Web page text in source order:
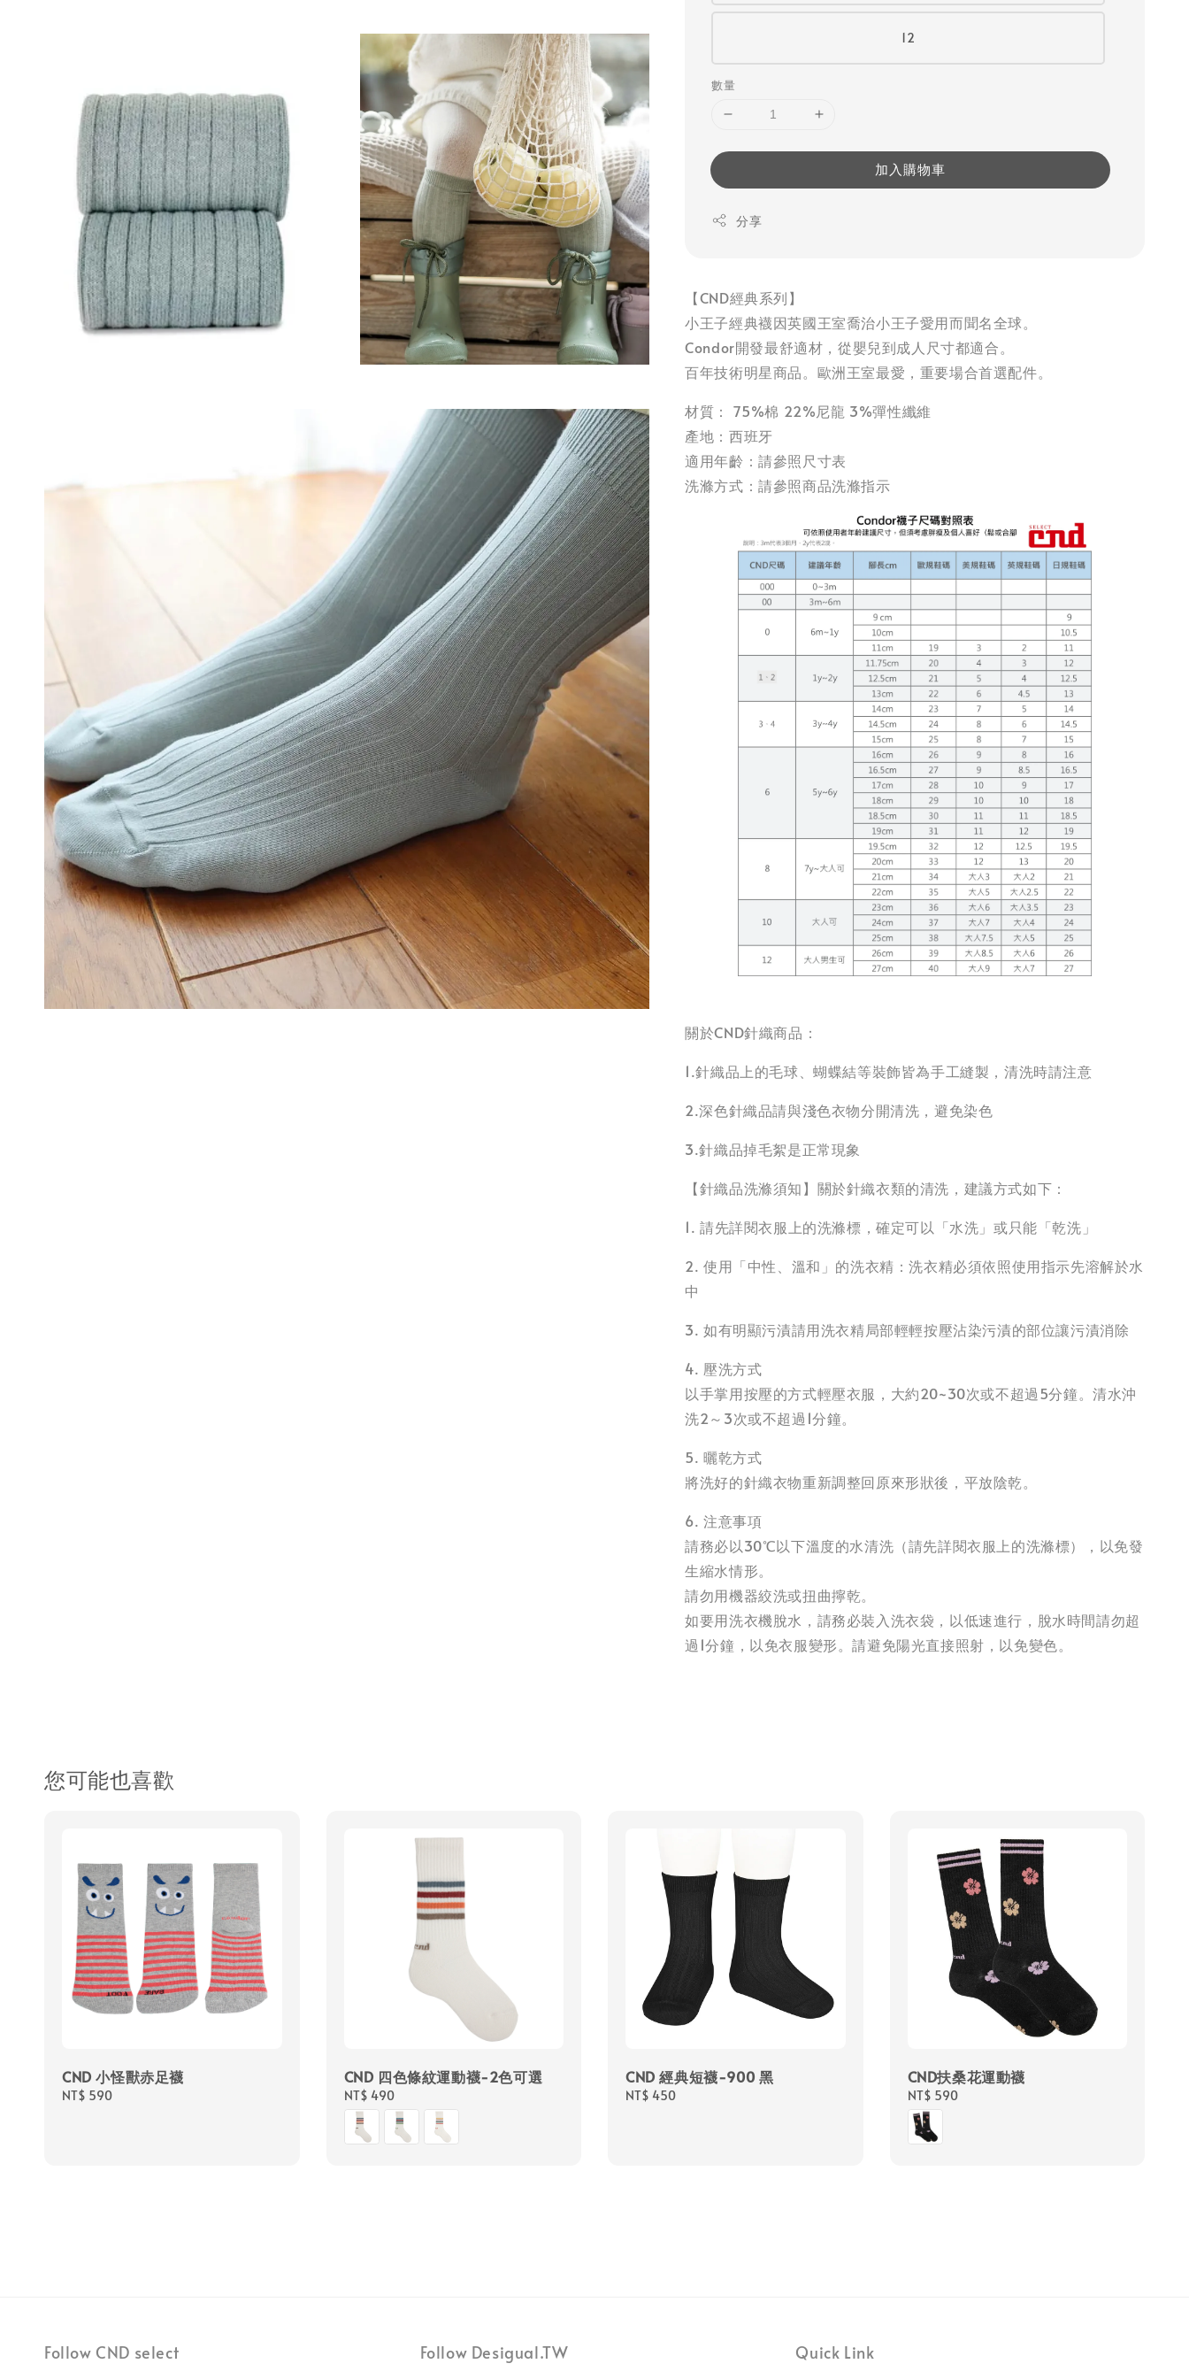
12
數量
加入購物車
分享
【CND經典系列】
小王子經典襪因英國王室喬治小王子愛用而聞名全球。
Condor開發最舒適材，從嬰兒到成人尺寸都適合。
百年技術明星商品。歐洲王室最愛，重要場合首選配件。
材質： 75%棉 22%尼龍 3%彈性纖維
產地：西班牙
適用年齡：請參照尺寸表
洗滌方式：請參照商品洗滌指示
關於CND針織商品：
1.針織品上的毛球、蝴蝶結等裝飾皆為手工縫製，清洗時請注意
2.深色針織品請與淺色衣物分開清洗，避免染色
3.針織品掉毛絮是正常現象
【針織品洗滌須知】關於針織衣類的清洗，建議方式如下：
1. 請先詳閱衣服上的洗滌標，確定可以「水洗」或只能「乾洗」
2. 使用「中性、溫和」的洗衣精：洗衣精必須依照使用指示先溶解於水
中
3. 如有明顯污漬請用洗衣精局部輕輕按壓沾染污漬的部位讓污漬消除
4. 壓洗方式
以手掌用按壓的方式輕壓衣服，大約20~30次或不超過5分鐘。清水沖
洗2～3次或不超過1分鐘。
5. 曬乾方式
將洗好的針織衣物重新調整回原來形狀後，平放陰乾。
6. 注意事項
請務必以30℃以下溫度的水清洗（請先詳閱衣服上的洗滌標），以免發
生縮水情形。
請勿用機器絞洗或扭曲擰乾。
如要用洗衣機脫水，請務必裝入洗衣袋，以低速進行，脫水時間請勿超
過1分鐘，以免衣服變形。請避免陽光直接照射，以免變色。
您可能也喜歡
CND 小怪獸赤足襪
Regular
NT$ 590
CND 四色條紋運動襪-2色可選
Regular
price
NT$ 490
CND 經典短襪-900 黑
Regular
NT$ 450
CND扶桑花運動襪
Regular
price
NT$ 590
Follow CND select Follow Desigual.TW Quick Link